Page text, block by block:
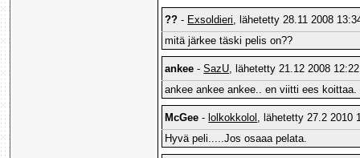
?? - Exsoldieri, lähetetty 28.11 2008
mitä järkee täski pelis on??
ankee -SazU, lähetetty 21.12 2008
ankee ankee ankee.. en viitti ees koittaa.
McGee - lolkokkolol , lähetetty 27.2 2010
Hyvä peli.....Jos osaaa pelata.